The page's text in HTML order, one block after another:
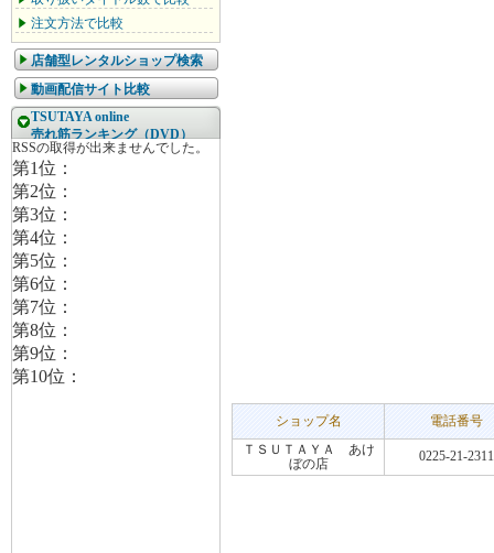
注文方法で比較
店舗型レンタルショップ検索
動画配信サイト比較
TSUTAYA online
売れ筋ランキング（DVD）
ショップ名
電話番号
ＴＳＵＴＡＹＡ あけ
ぼの店
0225-21-2311